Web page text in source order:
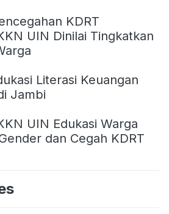
KDRT
UIN Dinilai Tingkatkan
Literasi Keuangan
Jambi
UIN Edukasi Warga
dan Cegah KDRT